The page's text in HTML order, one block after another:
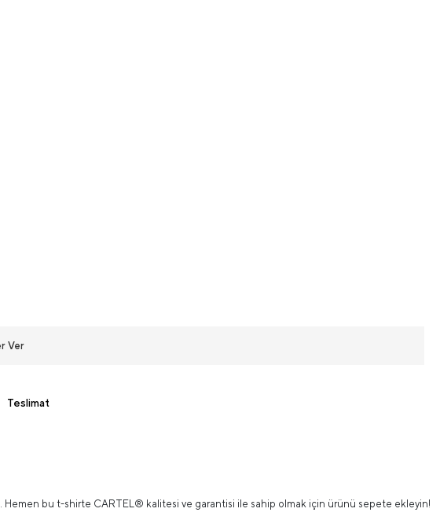
Ver
Teslimat
bu t-shirte CARTEL® kalitesi ve garantisi ile sahip olmak için ürünü sepete ekleyin!